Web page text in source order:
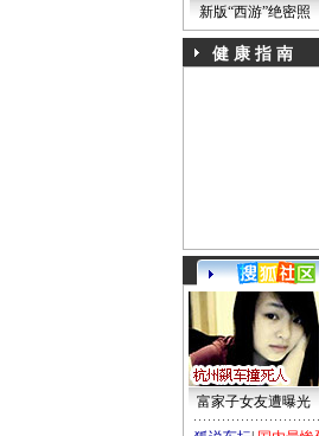
新版“西游”绝密照
健 康 指 南
富家子女友遭曝光